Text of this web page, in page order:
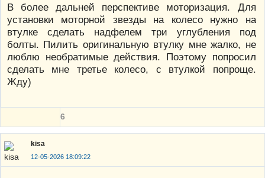
В более дальней перспективе моторизация. Для
установки моторной звезды на колесо нужно на
втулке сделать надфелем три углубления под
болты. Пилить оригинальную втулку мне жалко, не
люблю необратимые действия. Поэтому попросил
сделать мне третье колесо, с втулкой попроще.
Жду)
6
kisa
12-05-2026 18:09:22